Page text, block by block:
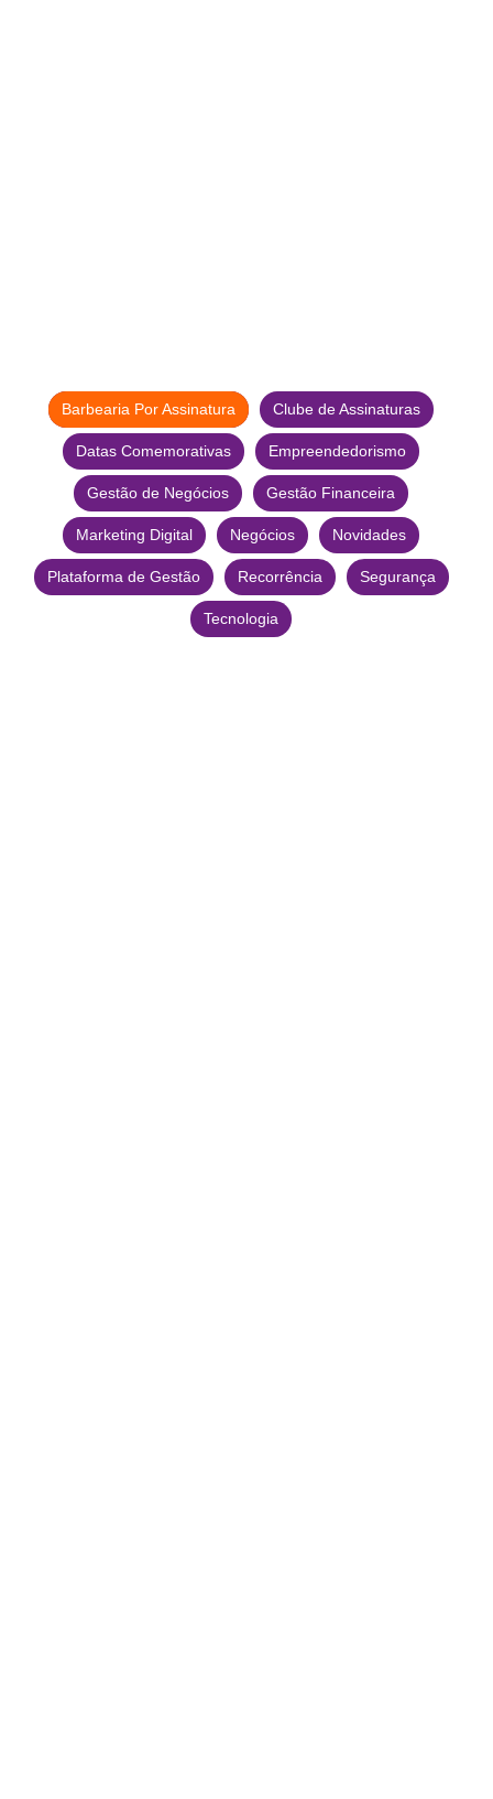
Barbearia Por Assinatura Clube de Assinaturas
Datas Comemorativas Empreendedorismo
Gestão de Negócios Gestão Financeira
Marketing Digital Negócios Novidades
Plataforma de Gestão Recorrência Segurança
Tecnologia